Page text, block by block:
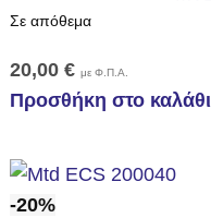
Σε απόθεμα
20,00€ με Φ.Π.Α.
Προσθήκη στο καλάθι
-20%